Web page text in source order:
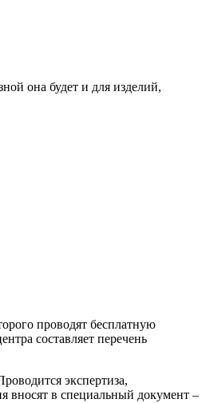
она будет и для изделий,
проводят бесплатную
составляет перечень
экспертиза,
вносят в специальный документ –